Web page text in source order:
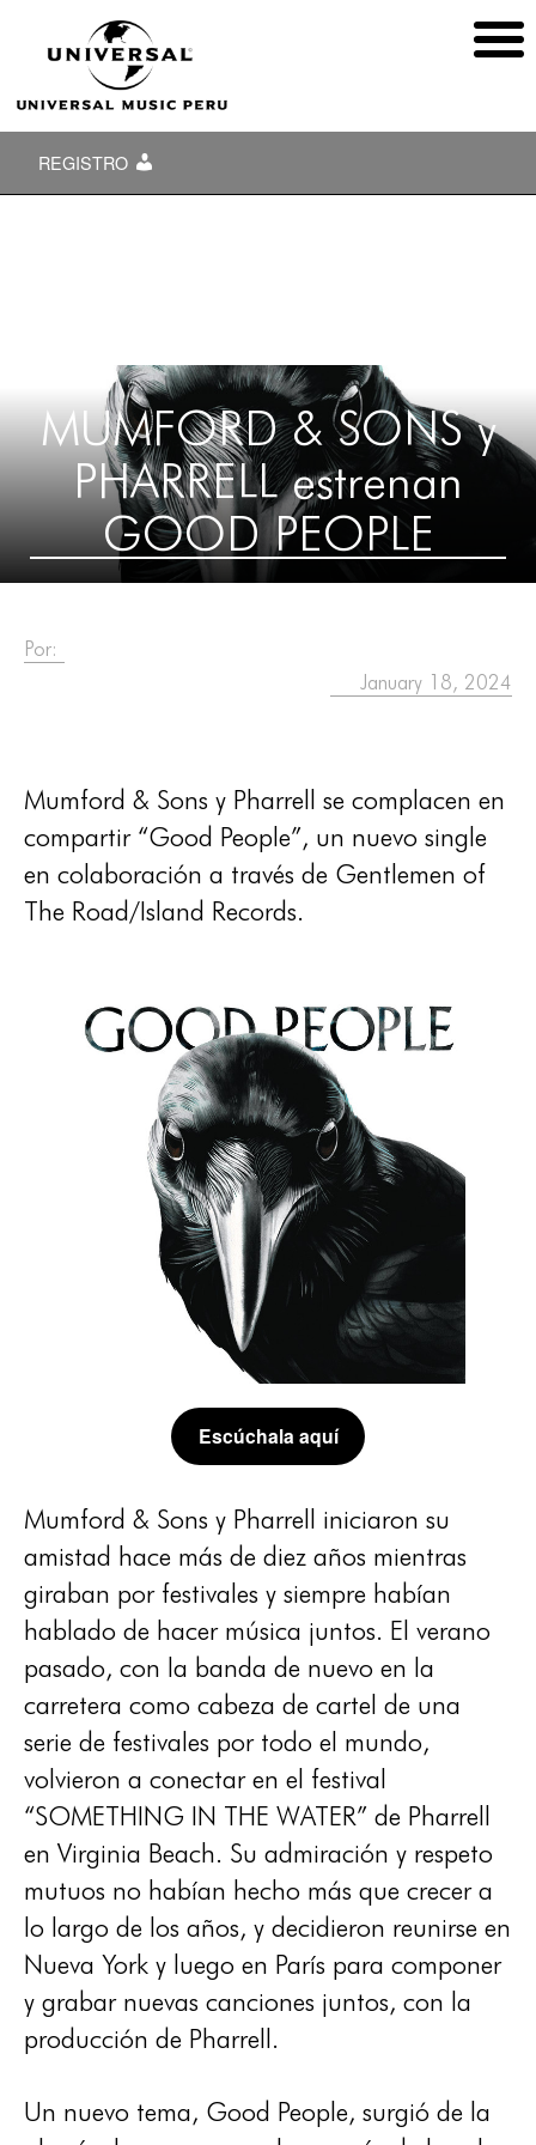
REGISTRO
MUMFORD & SONS y
PHARRELL estrenan
GOOD PEOPLE
Por:
January 18, 2024
Mumford & Sons y Pharrell se complacen en
compartir “Good People”, un nuevo single
en colaboración a través de Gentlemen of
The Road/Island Records.
Escúchala aquí
Mumford & Sons y Pharrell iniciaron su
amistad hace más de diez años mientras
giraban por festivales y siempre habían
hablado de hacer música juntos. El verano
pasado, con la banda de nuevo en la
carretera como cabeza de cartel de una
serie de festivales por todo el mundo,
volvieron a conectar en el festival
“SOMETHING IN THE WATER” de Pharrell
en Virginia Beach. Su admiración y respeto
mutuos no habían hecho más que crecer a
lo largo de los años, y decidieron reunirse en
Nueva York y luego en París para componer
y grabar nuevas canciones juntos, con la
producción de Pharrell.
Un nuevo tema, Good People, surgió de la